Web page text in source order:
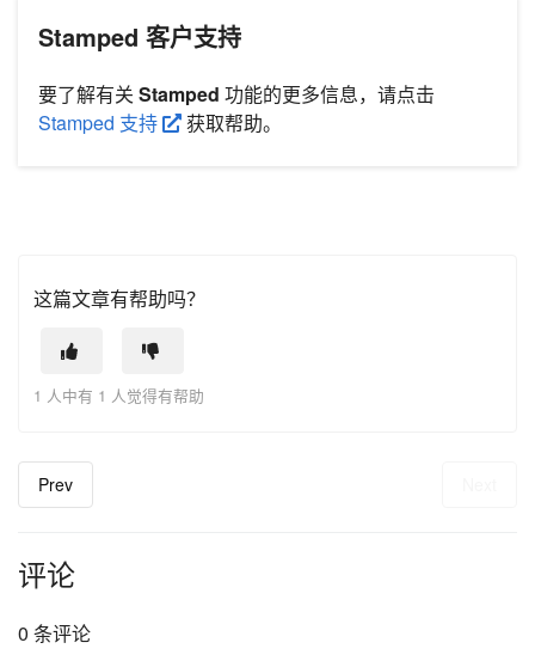
Stamped 客户支持
要了解有关 Stamped 功能的更多信息，请点击
Stamped 支持
获取帮助。
这篇文章有帮助吗？
1 人中有 1 人觉得有帮助
Prev
评论
0 条评论